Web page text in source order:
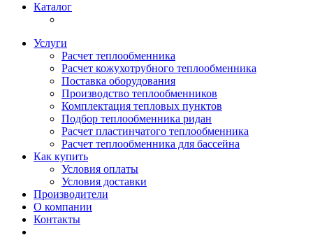
Каталог
Услуги
Расчет теплообменника
Расчет кожухотрубного теплообменника
Поставка оборудования
Производство теплообменников
Комплектация тепловых пунктов
Подбор теплообменника ридан
Расчет пластинчатого теплообменника
Расчет теплообменника для бассейна
Как купить
Условия оплаты
Условия доставки
Производители
О компании
Контакты